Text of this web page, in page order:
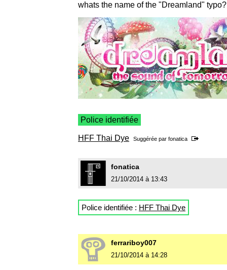
whats the name of the "Dreamland" typo?
Police identifiée
HFF Thai Dye Suggérée par fonatica
fonatica
21/10/2014 à 13:43
Police identifiée : HFF Thai Dye
ferrariboy007
21/10/2014 à 14:28